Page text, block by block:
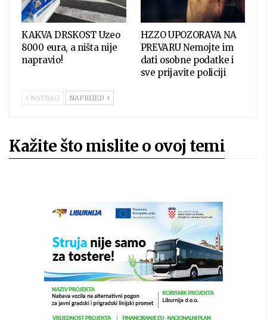
KAKVA DRSKOST Uzeo
8000 eura, a ništa nije
napravio!
HZZO UPOZORAVA NA
PREVARU Nemojte im
dati osobne podatke i
sve prijavite policiji
NATRAG NAPRIJED
Kažite što mislite o ovoj temi